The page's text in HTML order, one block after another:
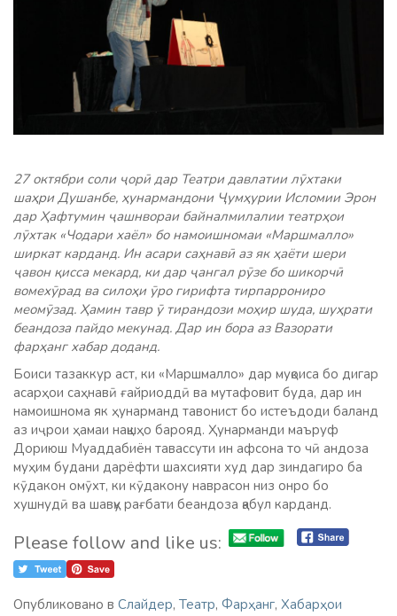
27 октябри соли ҷорӣ дар Театри давлатии лӯхтаки
шаҳри Душанбе, ҳунармандони Ҷумҳурии Исломии Эрон
дар Ҳафтумин ҷашнвораи байналмилалии театрҳои
лӯхтак «Чодари хаёл» бо намоишномаи «Маршмалло»
ширкат карданд. Ин асари саҳнавӣ аз як ҳаёти шери
ҷавон қисса мекард, ки дар ҷангал рӯзе бо шикорчӣ
вомехӯрад ва силоҳи ӯро гирифта тирпаррониро
меомӯзад. Ҳамин тавр ӯ тирандози моҳир шуда, шуҳрати
беандоза пайдо мекунад. Дар ин бора аз Вазорати
фарҳанг хабар доданд.
Боиси тазаккур аст, ки «Маршмалло» дар муқоиса бо дигар
асарҳои саҳнавӣ ғайриоддӣ ва мутафовит буда, дар ин
намоишнома як ҳунарманд тавонист бо истеъдоди баланд
аз иҷрои ҳамаи нақшҳо барояд. Ҳунарманди маъруф
Дориюш Муаддабиён тавассути ин афсона то чӣ андоза
муҳим будани дарёфти шахсияти худ дар зиндагиро ба
кӯдакон омӯхт, ки кӯдакону наврасон низ онро бо
хушнудӣ ва шавқу рағбати беандоза қабул карданд.
Please follow and like us:
Опубликовано в Слайдер, Театр, Фарҳанг, Хабарҳои